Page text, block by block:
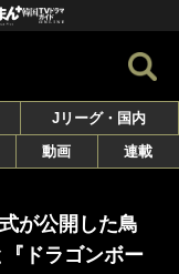
Jリーグ・国内
動画 連載
が公開した鳥
ドラゴンボー